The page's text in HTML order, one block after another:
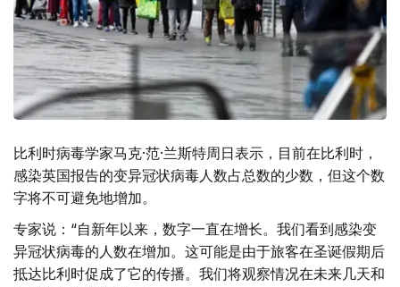
比利时病毒学家马克·范·兰斯特周日表示，目前在比利时，
感染英国报告的变异冠状病毒人数占总数的少数，但这个数
字将不可避免地增加。
专家说：“自新年以来，数字一直在增长。我们看到感染变
异冠状病毒的人数在增加。这可能是由于旅客在圣诞假期后
抵达比利时促成了它的传播。我们将观察情况在未来几天和